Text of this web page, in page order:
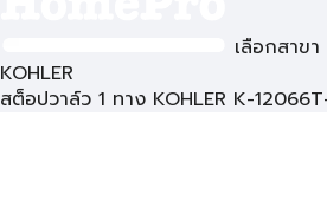
เลือกสาขา
KOHLER
สต็อปวาล์ว 1 ทาง KOHLER K-